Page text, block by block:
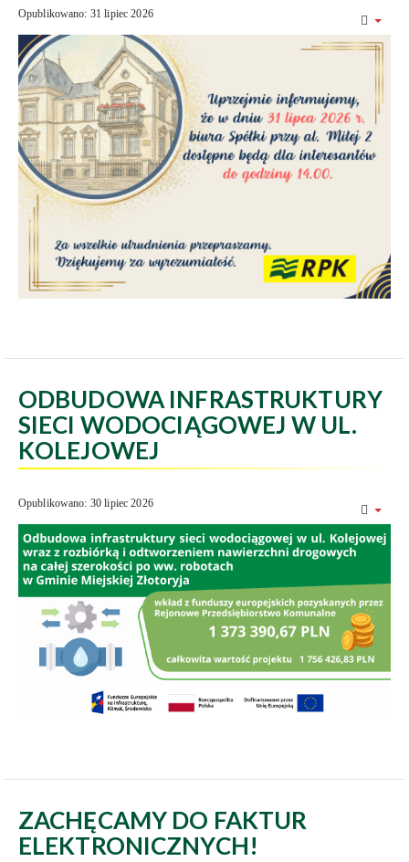
Opublikowano: 31 lipiec 2026
ODBUDOWA INFRASTRUKTURY
SIECI WODOCIĄGOWEJ W UL.
KOLEJOWEJ
Opublikowano: 30 lipiec 2026
ZACHĘCAMY DO FAKTUR
ELEKTRONICZNYCH!